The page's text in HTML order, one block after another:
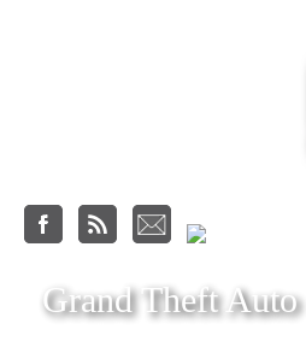
Grand Theft Auto